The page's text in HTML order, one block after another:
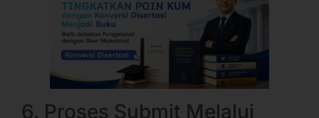
6. Proses Submit Melalui